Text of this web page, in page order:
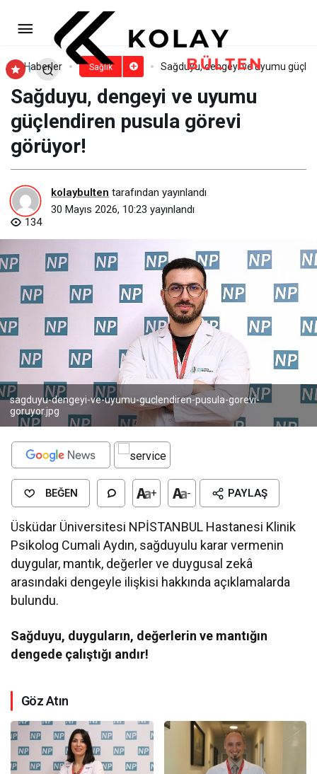
Haberler Sağlık Sağduyu, dengeyi ve uyumu
Sağduyu, dengeyi ve uyumu
güçlendiren pusula görevi
görüyor!
kolaybulten tarafından yayınlandı
30 Mayıs 2026, 10:23 yayınlandı
134
sagduyu-dengeyi-ve-uyumu-guclendiren-pusula-gorevi-
goruyor.jpg
BEĞEN + - PAYLAŞ
Üsküdar Üniversitesi NPİSTANBUL Hastanesi Klinik
Psikolog Cumali Aydın, sağduyulu karar vermenin
duygular, mantık, değerler ve duygusal zekâ
arasındaki dengeyle ilişkisi hakkında açıklamalarda
bulundu.
Sağduyu, duyguların, değerlerin ve mantığın
dengede çalıştığı andır!
Göz Atın
“Günde en az üç kez sarılın!”
Yorum Yap Paylaş